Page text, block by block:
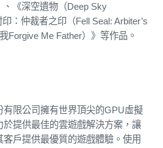
、《深空遺物（Deep Sky
：仲裁者之印（Fell Seal: Arbiter’s
Forgive Me Father）》等作品。
有限公司擁有世界頂尖的GPU虛擬
提供最佳的雲遊戲解決方案，讓
戶提供最優質的遊戲體驗。使用